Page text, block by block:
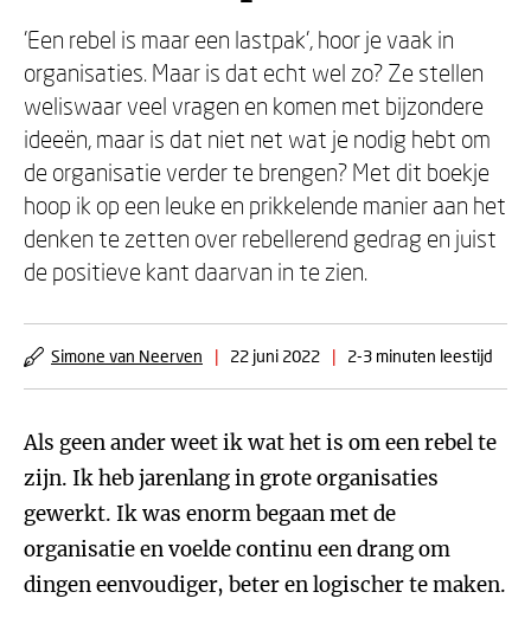
'Een rebel is maar een lastpak', hoor je vaak in
organisaties. Maar is dat echt wel zo? Ze stellen
weliswaar veel vragen en komen met bijzondere
ideeën, maar is dat niet net wat je nodig hebt om
de organisatie verder te brengen? Met dit boekje
hoop ik op een leuke en prikkelende manier aan het
denken te zetten over rebellerend gedrag en juist
de positieve kant daarvan in te zien.
Simone van Neerven | 22 juni 2022 | 2-3 minuten leestijd
Als geen ander weet ik wat het is om een rebel te
zijn. Ik heb jarenlang in grote organisaties
gewerkt. Ik was enorm begaan met de
organisatie en voelde continu een drang om
dingen eenvoudiger, beter en logischer te maken.